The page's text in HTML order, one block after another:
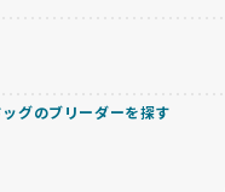
ーだけを厳選してい
基準をクリアした優
だけでなく、ワンち
共有するブリーダー
ーザーの皆さんに安
に応じて安易にミッ
、チワワ×ハスキー
こともあります。
グのブリーダーを探す